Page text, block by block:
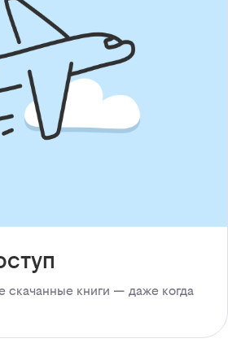
скачанные книги — даже когда